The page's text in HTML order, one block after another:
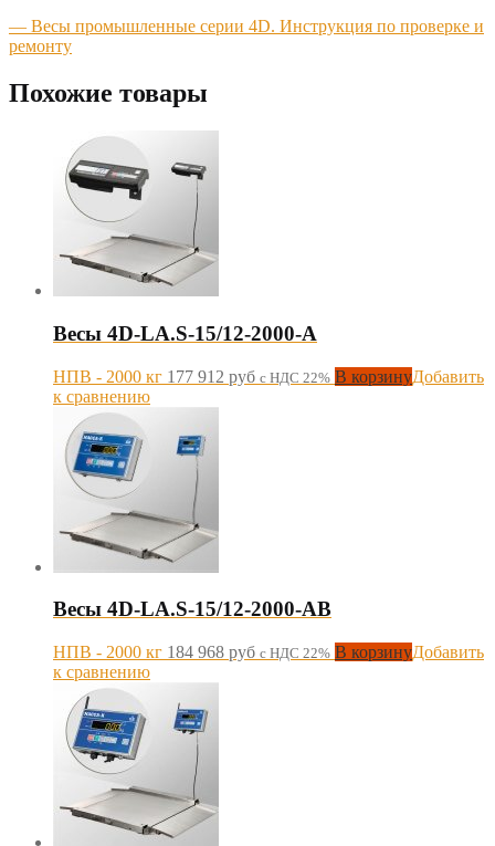
— Весы промышленные серии 4D. Инструкция по проверке и
ремонту
Похожие товары
Весы 4D-LA.S-15/12-2000-A
НПВ - 2000 кг 177 912 руб с НДС 22% В корзинуДобавить
к сравнению
Весы 4D-LA.S-15/12-2000-AB
НПВ - 2000 кг 184 968 руб с НДС 22% В корзинуДобавить
к сравнению